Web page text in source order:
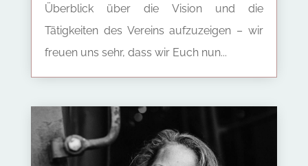
Überblick über die Vision und die
Tätigkeiten des Vereins aufzuzeigen – wir
freuen uns sehr, dass wir Euch nun...